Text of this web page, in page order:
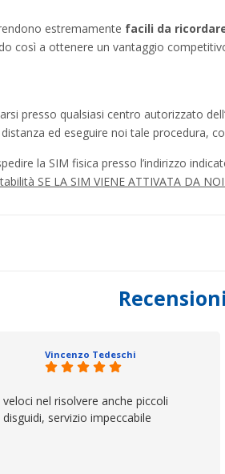
estremamente facili da
così a ottenere un vantaggio
presso qualsiasi centro autorizzato
ed eseguire noi tale procedura,
la SIM fisica presso l’indirizzo
SE LA SIM VIENE ATTIVATA DA
Vincenzo Tedeschi
veloci nel risolvere anche piccoli
disguidi, servizio impeccabile